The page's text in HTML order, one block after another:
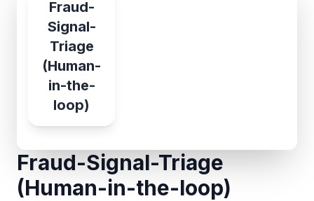
Fraud-
Signal-
Triage
(Human-
in-the-
loop)
Fraud-Signal-Triage
(Human-in-the-loop)